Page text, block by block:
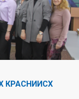
КРАСНИИСХ